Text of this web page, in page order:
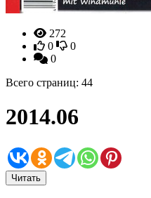
272
0
0
0
Всего страниц: 44
2014.06
Читать